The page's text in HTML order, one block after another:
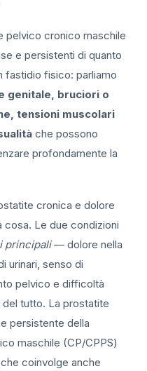
pelvico cronico maschile
e persistenti di quanto
fastidio fisico: parliamo
genitale, bruciori o
tensioni muscolari
che possono
profondamente la
cronica e dolore
Le due condizioni
principali— dolore nella
urinari, senso di
pelvico e difficoltà
tutto. La prostatite
persistente della
maschile (CP/CPPS)
coinvolge anche